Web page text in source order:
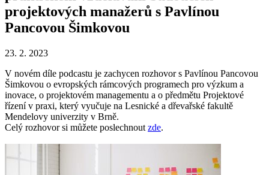
projektových manažerů s Pavlínou
Pancovou Šimkovou
23. 2. 2023
V novém díle podcastu je zachycen rozhovor s Pavlínou Pancovou
Šimkovou o evropských rámcových programech pro výzkum a
inovace, o projektovém managementu a o předmětu Projektové
řízení v praxi, který vyučuje na Lesnické a dřevařské fakultě
Mendelovy univerzity v Brně.
Celý rozhovor si můžete poslechnout zde.